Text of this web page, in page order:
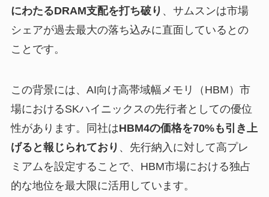
にわたるDRAM支配を打ち破り 、サムスンは市場
シェアが過去最大の落ち込みに直面しているとの
ことです。
この背景には、AI向け高帯域幅メモリ（HBM）市
場におけるSKハイニックスの先行者としての優位
性があります。同社はHBM4の価格を70%も引き上
げると報じられており 、先行納入に対して高プレ
ミアムを設定することで、HBM市場における独占
的な地位を最大限に活用しています。